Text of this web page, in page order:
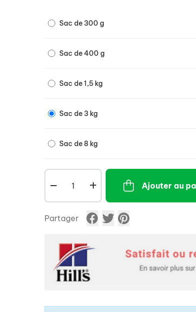
Sac de 300 g
Sac de 400 g
Sac de 1,5 kg
Sac de 3 kg
Sac de 8 kg
Ajouter au
Partager